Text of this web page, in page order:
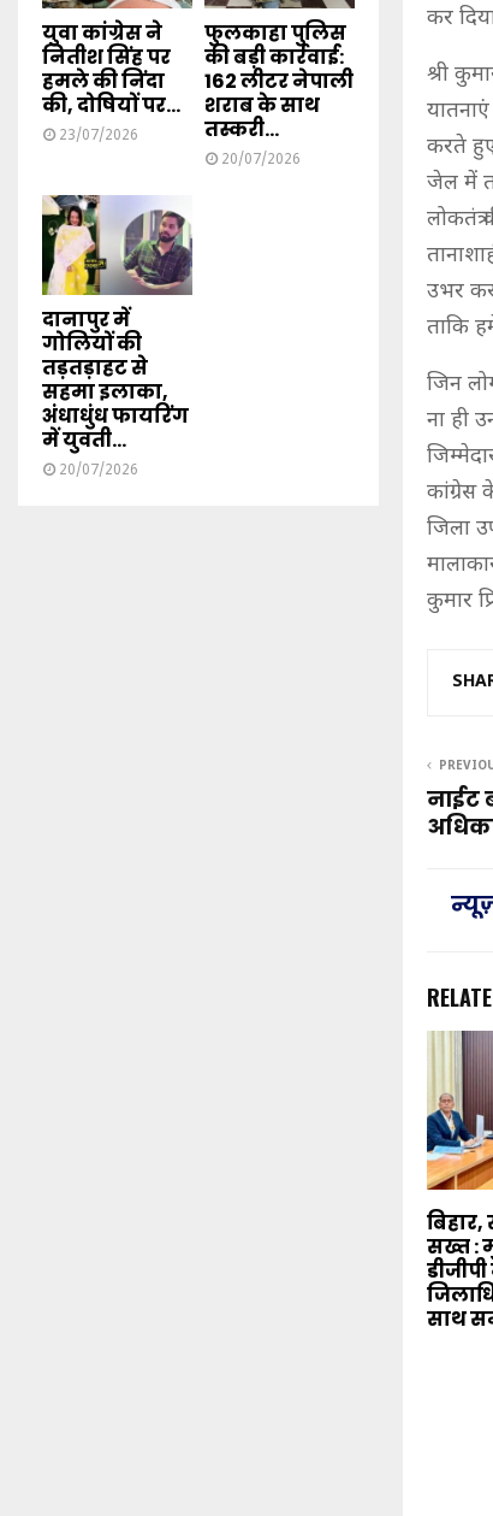
कर
श्री
करते
जेल में
उभर
ताकि
जिन
ना ही
कांग्रेस
जिला
कुमार
नाईट
सख्त :
साथ
युवा कांग्रेस ने
नितीश सिंह पर
हमले की निंदा
की, दोषियों पर...
23/07/2026
फुलकाहा पुलिस
की बड़ी कार्रवाई:
162 लीटर नेपाली
शराब के साथ
तस्करी...
20/07/2026
दानापुर में
गोलियों की
तड़तड़ाहट से
सहमा इलाका,
अंधाधुंध फायरिंग
में युवती...
20/07/2026